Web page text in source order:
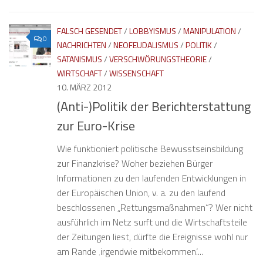
0
FALSCH GESENDET/LOBBYISMUS/MANIPULATION/
NACHRICHTEN/NEOFEUDALISMUS/POLITIK/
SATANISMUS/VERSCHWÖRUNGSTHEORIE/
WIRTSCHAFT/WISSENSCHAFT
10. MÄRZ 2012
(Anti-)Politik der Berichterstattung
zur Euro-Krise
Wie funktioniert politische Bewusstseinsbildung
zur Finanzkrise? Woher beziehen Bürger
Informationen zu den laufenden Entwicklungen in
der Europäischen Union, v. a. zu den laufend
beschlossenen „Rettungsmaßnahmen“? Wer nicht
ausführlich im Netz surft und die Wirtschaftsteile
der Zeitungen liest, dürfte die Ereignisse wohl nur
am Rande ‚irgendwie mitbekommen‘....